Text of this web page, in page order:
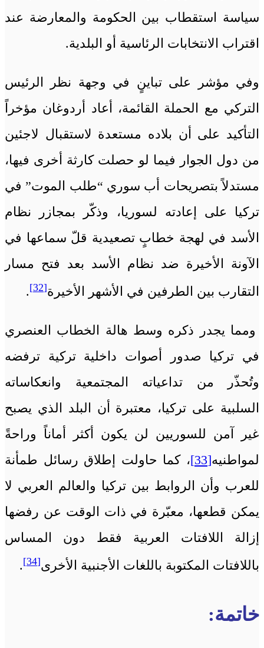
سياسة استقطاب بين الحكومة والمعارضة عند
اقتراب الانتخابات الرئاسية أو البلدية.
وفي مؤشر على تباينٍ في وجهة نظر الرئيس
التركي مع الحملة القائمة، أعاد أردوغان مؤخراً
التأكيد على أن بلاده مستعدة لاستقبال لاجئين
من دول الجوار فيما لو حصلت كارثة أخرى فيها،
مستدلاً بتصريحات أب سوري “طلب الموت” في
تركيا على إعادته لسوريا، وذكّر بمجازر نظام
الأسد في لهجة خطابٍ تصعيدية قلّ سماعها في
الآونة الأخيرة ضد نظام الأسد بعد فتح مسار
التقارب بين الطرفين في الأشهر الأخيرة[32]
.
ومما يجدر ذكره وسط هالة الخطاب العنصري
في تركيا صدور أصوات داخلية تركية ترفضه
وتُحذّر من تداعياته المجتمعية وانعكاساته
السلبية على تركيا، معتبرة أن البلد الذي يصبح
غير آمن للسوريين لن يكون أكثر أماناً وراحةً
لمواطنيه[33]
، كما حاولت إطلاق رسائل طمأنة
للعرب وأن الروابط بين تركيا والعالم العربي لا
يمكن قطعها، معبّرة في ذات الوقت عن رفضها
إزالة اللافتات العربية فقط دون المساس
باللافتات المكتوبة باللغات الأجنبية الأخرى[34]
.
خاتمة: